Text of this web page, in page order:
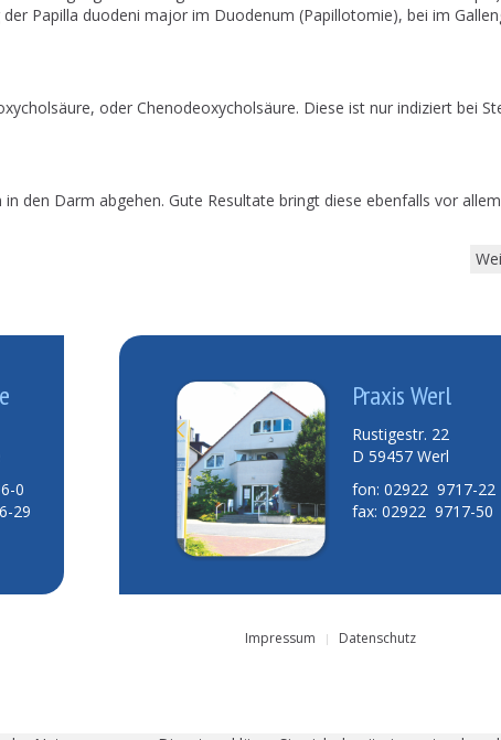
Papilla duodeni major im Duodenum (Papillotomie), bei im
oder Chenodeoxycholsäure. Diese ist nur indiziert bei
den Darm abgehen. Gute Resultate bringt diese ebenfalls vor
0
29
Praxis Werl
Rustigestr. 22
D 59457 Werl
fon: 02922 9717-22
fax: 02922 9717-50
Impressum Datenschutz